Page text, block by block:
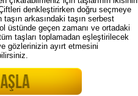
denkleştirirken doğru seçmeye
arkasındaki taşın serbest
üstünde geçen zamanı ve ortadaki
taşları toplamadan eşleştirilecek
gözlerinizin ayırt etmesini